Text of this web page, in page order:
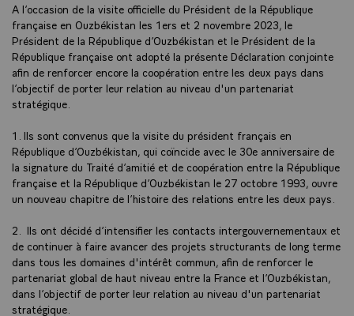
A l’occasion de la visite officielle du Président de la République
française en Ouzbékistan les 1ers et 2 novembre 2023, le
Président de la République d’Ouzbékistan et le Président de la
République française ont adopté la présente Déclaration conjointe
afin de renforcer encore la coopération entre les deux pays dans
l’objectif de porter leur relation au niveau d'un partenariat
stratégique.
1. Ils sont convenus que la visite du président français en
République d’Ouzbékistan, qui coïncide avec le 30e anniversaire de
la signature du Traité d’amitié et de coopération entre la République
française et la République d’Ouzbékistan le 27 octobre 1993, ouvre
un nouveau chapitre de l’histoire des relations entre les deux pays.
2. Ils ont décidé d’intensifier les contacts intergouvernementaux et
de continuer à faire avancer des projets structurants de long terme
dans tous les domaines d'intérêt commun, afin de renforcer le
partenariat global de haut niveau entre la France et l’Ouzbékistan,
dans l’objectif de porter leur relation au niveau d'un partenariat
stratégique.